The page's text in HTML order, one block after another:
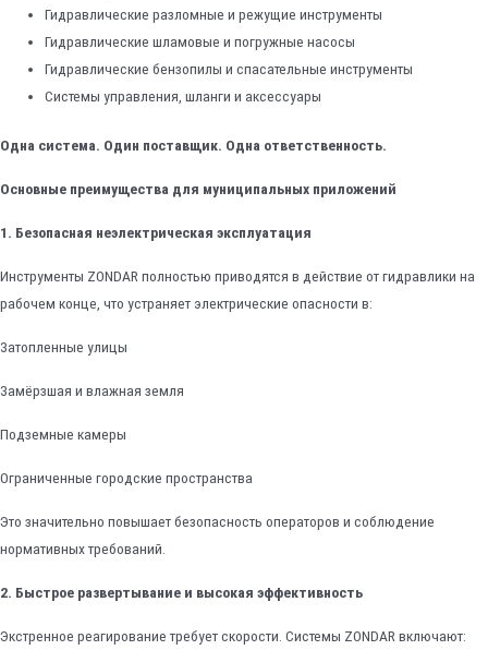
Гидравлические разломные и режущие инструменты
Гидравлические шламовые и погружные насосы
Гидравлические бензопилы и спасательные инструменты
Системы управления, шланги и аксессуары
Одна система. Один поставщик. Одна ответственность.
Основные преимущества для муниципальных приложений
1. Безопасная неэлектрическая эксплуатация
Инструменты ZONDAR полностью приводятся в действие от гидравлики на
рабочем конце, что устраняет электрические опасности в:
Затопленные улицы
Замёрзшая и влажная земля
Подземные камеры
Ограниченные городские пространства
Это значительно повышает безопасность операторов и соблюдение
нормативных требований.
2. Быстрое развертывание и высокая эффективность
Экстренное реагирование требует скорости. Системы ZONDAR включают: